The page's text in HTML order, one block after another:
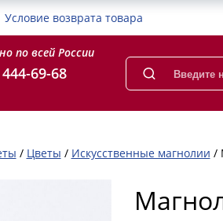
Условие возврата товара
по всей России
69-68
/ Цветы / Искусственные магнолии /